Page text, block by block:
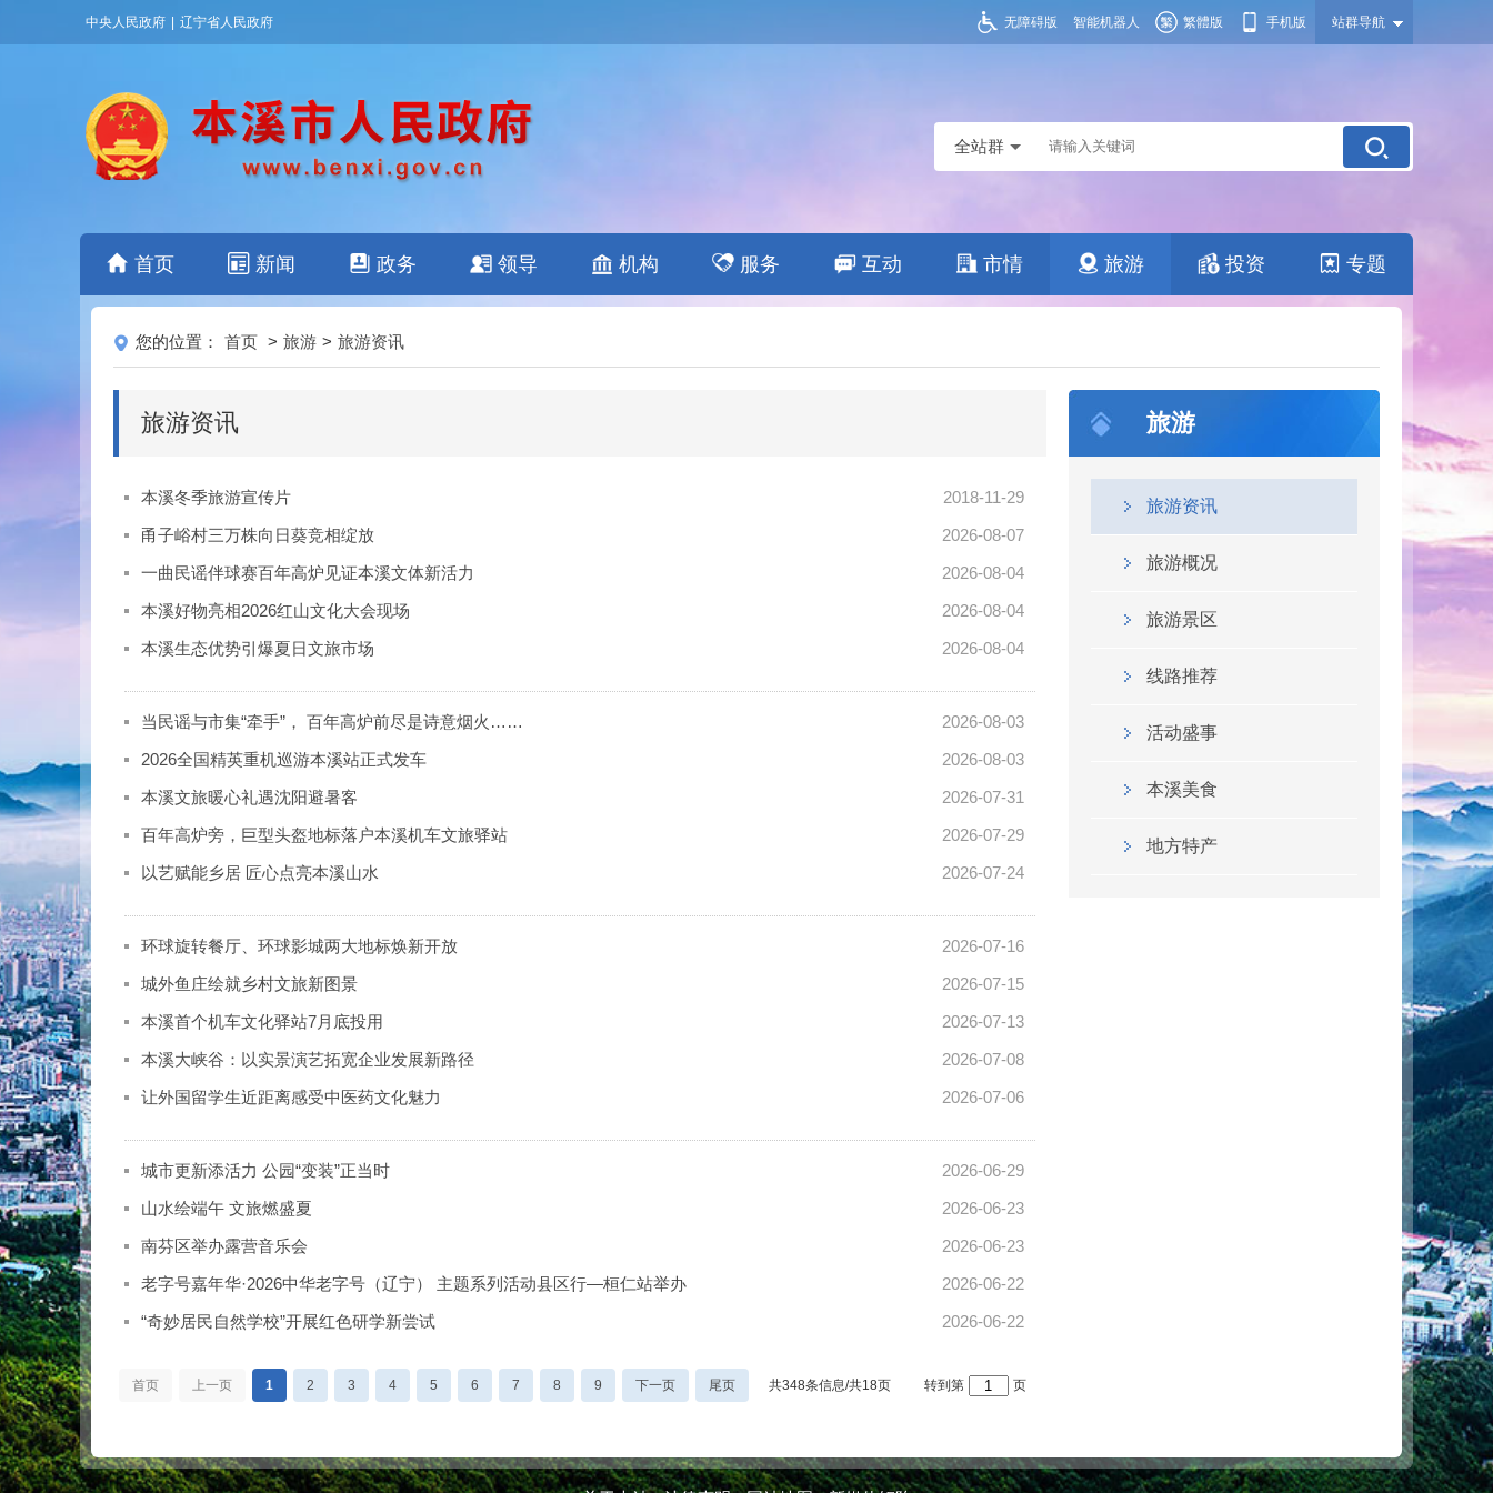
中央人民政府 辽宁省人民政府 站群导航
无障碍版 智能机器人 繁體版 手机版
首页 新闻 政务 领导 机构 服务 互动 市情 旅游 投资 专题
全站群
您的位置： 首页 > 旅游 > 旅游资讯
旅游
旅游资讯
旅游概况
旅游景区
线路推荐
活动盛事
本溪美食
地方特产
旅游资讯
2018-11-29
本溪冬季旅游宣传片
2026-08-07
甬子峪村三万株向日葵竞相绽放
2026-08-04
一曲民谣伴球赛百年高炉见证本溪文体新活力
2026-08-04
本溪好物亮相2026红山文化大会现场
2026-08-04
本溪生态优势引爆夏日文旅市场
2026-08-03
当民谣与市集“牵手”， 百年高炉前尽是诗意烟火……
2026-08-03
2026全国精英重机巡游本溪站正式发车
2026-07-31
本溪文旅暖心礼遇沈阳避暑客
2026-07-29
百年高炉旁，巨型头盔地标落户本溪机车文旅驿站
2026-07-24
以艺赋能乡居 匠心点亮本溪山水
2026-07-16
环球旋转餐厅、环球影城两大地标焕新开放
2026-07-15
城外鱼庄绘就乡村文旅新图景
2026-07-13
本溪首个机车文化驿站7月底投用
2026-07-08
本溪大峡谷：以实景演艺拓宽企业发展新路径
2026-07-06
让外国留学生近距离感受中医药文化魅力
2026-06-29
城市更新添活力 公园“变装”正当时
2026-06-23
山水绘端午 文旅燃盛夏
2026-06-23
南芬区举办露营音乐会
2026-06-22
老字号嘉年华·2026中华老字号（辽宁） 主题系列活动县区行—桓仁站举办
2026-06-22
“奇妙居民自然学校”开展红色研学新尝试
首页 上一页 1 2 3 4 5 6 7 8 9 下一页 尾页 共348条信息/共18页 转到第 页